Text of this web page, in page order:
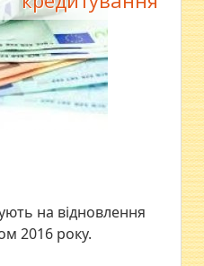
на відновлення
2016 року.